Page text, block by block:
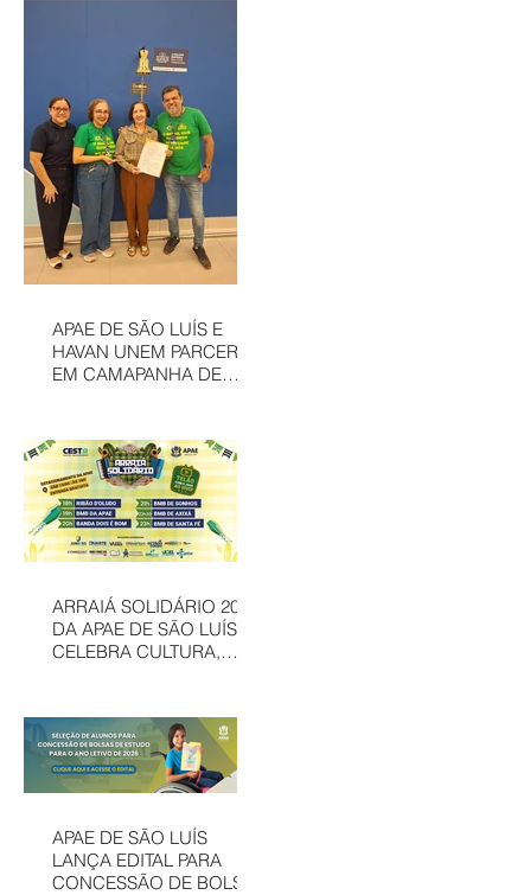
APAE DE SÃO LUÍS E
HAVAN UNEM PARCERIA
EM CAMAPANHA DE
ARRAIÁ SOLIDÁRIO 2026
DA APAE DE SÃO LUÍS
CELEBRA CULTURA,
MAIS UMA EDIÇÃO
JUNINA
APAE DE SÃO LUÍS
LANÇA EDITAL PARA
CONCESSÃO DE BOLSAS